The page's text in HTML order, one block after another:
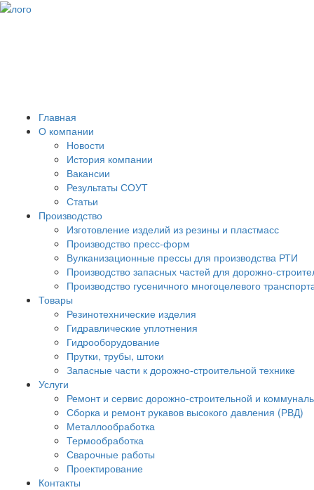
Главная
О компании
Новости
История компании
Вакансии
Результаты СОУТ
Статьи
Производство
Изготовление изделий из резины и пластмасс
Производство пресс-форм
Вулканизационные прессы для производства РТИ
Производство запасных частей для дорожно-
Производство гусеничного многоцелевого
Товары
Резинотехнические изделия
Гидравлические уплотнения
Гидрооборудование
Прутки, трубы, штоки
Запасные части к дорожно-строительной технике
Услуги
Ремонт и сервис дорожно-строительной и
Сборка и ремонт рукавов высокого давления (РВД)
Металлообработка
Термообработка
Сварочные работы
Проектирование
Контакты